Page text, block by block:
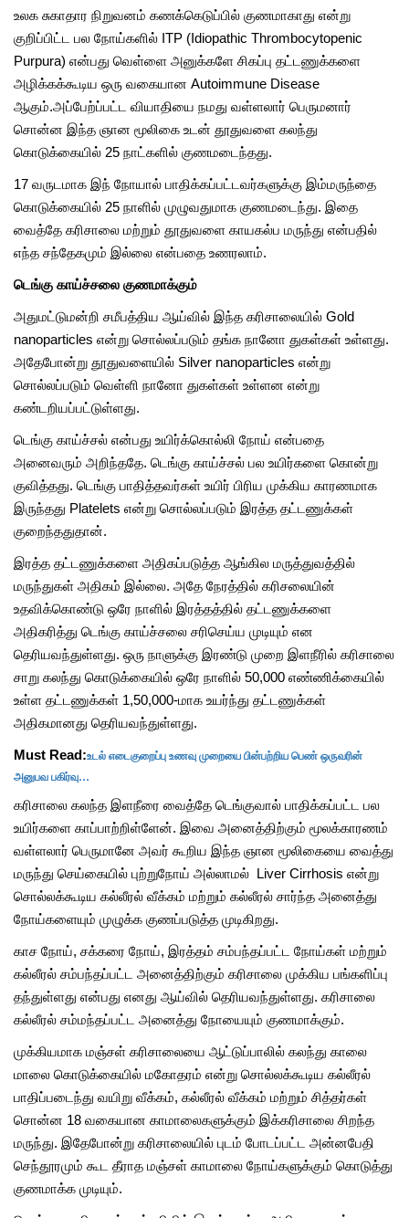
உலக சுகாதார நிறுவனம் கணக்கெடுப்பில் குணமாகாது என்று
குறிப்பிட்ட பல நோய்களில் ITP (Idiopathic Thrombocytopenic
Purpura) என்பது வெள்ளை அனுக்களே சிகப்பு தட்டணுக்களை
அழிக்கக்கூடிய ஒரு வகையான Autoimmune Disease
ஆகும்.அப்பேற்ப்பட்ட வியாதியை நமது வள்ளலார் பெருமனார்
சொன்ன இந்த ஞான மூலிகை உடன் தூதுவளை கலந்து
கொடுக்கையில் 25 நாட்களில் குணமடைந்தது.
17 வருடமாக இந் நோயால் பாதிக்கப்பட்டவர்களுக்கு இம்மருந்தை
கொடுக்கையில் 25 நாளில் முழுவதுமாக குணமடைந்து. இதை
வைத்தே கரிசாலை மற்றும் தூதுவளை காயகல்ப மருந்து என்பதில்
எந்த சந்தேகமும் இல்லை என்பதை உணரலாம்.
டெங்கு காய்ச்சலை குணமாக்கும்
அதுமட்டுமன்றி சமீபத்திய ஆய்வில் இந்த கரிசாலையில் Gold
nanoparticles என்று சொல்லப்படும் தங்க நானோ துகள்கள் உள்ளது.
அதேபோன்று தூதுவளையில் Silver nanoparticles என்று
சொல்லப்படும் வெள்ளி நானோ துகள்கள் உள்ளன என்று
கண்டறியப்பட்டுள்ளது.
டெங்கு காய்ச்சல் என்பது உயிர்க்கொல்லி நோய் என்பதை
அனைவரும் அறிந்ததே. டெங்கு காய்ச்சல் பல உயிர்களை கொன்று
குவித்தது. டெங்கு பாதித்தவர்கள் உயிர் பிரிய முக்கிய காரணமாக
இருந்தது Platelets என்று சொல்லப்படும் இரத்த தட்டணுக்கள்
குறைந்ததுதான்.
இரத்த தட்டணுக்களை அதிகப்படுத்த ஆங்கில மருத்துவத்தில்
மருந்துகள் அதிகம் இல்லை. அதே நேரத்தில் கரிசலையின்
உதவிக்கொண்டு ஒரே நாளில் இரத்தத்தில் தட்டணுக்களை
அதிகரித்து டெங்கு காய்ச்சலை சரிசெய்ய முடியும் என
தெரியவந்துள்ளது. ஒரு நாளுக்கு இரண்டு முறை இளநீரில் கரிசாலை
சாறு கலந்து கொடுக்கையில் ஒரே நாளில் 50,000 எண்ணிக்கையில்
உள்ள தட்டணுக்கள் 1,50,000-மாக உயர்ந்து தட்டணுக்கள்
அதிகமானது தெரியவந்துள்ளது.
Must Read:உடல் எடைகுறைப்பு உணவு முறையை பின்பற்றிய பெண் ஒருவரின்
அனுபவ பகிர்வு…
கரிசாலை கலந்த இளநீரை வைத்தே டெங்குவால் பாதிக்கப்பட்ட பல
உயிர்களை காப்பாற்றிள்ளேன். இவை அனைத்திற்கும் மூலக்காரணம்
வள்ளலார் பெருமானே அவர் கூறிய இந்த ஞான மூலிகையை வைத்து
மருந்து செய்கையில் புற்றுநோய் அல்லாமல் Liver Cirrhosis என்று
சொல்லக்கூடிய கல்லீரல் வீக்கம் மற்றும் கல்லீரல் சார்ந்த அனைத்து
நோய்களையும் முழுக்க குணப்படுத்த முடிகிறது.
காச நோய், சக்கரை நோய், இரத்தம் சம்பந்தப்பட்ட நோய்கள் மற்றும்
கல்லீரல் சம்பந்தப்பட்ட அனைத்திற்கும் கரிசாலை முக்கிய பங்களிப்பு
தந்துள்ளது என்பது எனது ஆய்வில் தெரியவந்துள்ளது. கரிசாலை
கல்லீரல் சம்மந்தப்பட்ட அனைத்து நோயையும் குணமாக்கும்.
முக்கியமாக மஞ்சள் கரிசாலையை ஆட்டுப்பாலில் கலந்து காலை
மாலை கொடுக்கையில் மகோதரம் என்று சொல்லக்கூடிய கல்லீரல்
பாதிப்படைந்து வயிறு வீக்கம், கல்லீரல் வீக்கம் மற்றும் சித்தர்கள்
சொன்ன 18 வகையான காமாலைகளுக்கும் இக்கரிசாலை சிறந்த
மருந்து. இதேபோன்று கரிசாலையில் புடம் போடப்பட்ட அன்னபேதி
செந்தூரமும் கூட தீராத மஞ்சள் காமாலை நோய்களுக்கும் கொடுத்து
குணமாக்க முடியும்.